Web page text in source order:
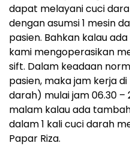
dapat melayani cuci
dengan asumsi 1 mesin
pasien. Bahkan kalau
kami mengoperasikan
sift. Dalam keadaan
pasien, maka jam kerja
darah) mulai jam 06.30 –
malam kalau ada
dalam 1 kali cuci darah
Papar Riza.